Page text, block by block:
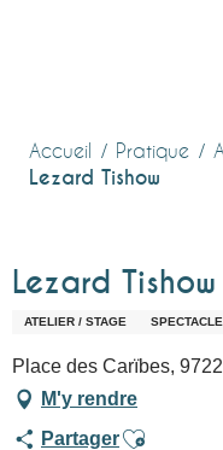
Accueil Pratique
Lezard Tishow
Lezard Tishow
ATELIER / STAGE SPECTACLE
Place des Carïbes,
M'y rendre
PartagerAjouter aux